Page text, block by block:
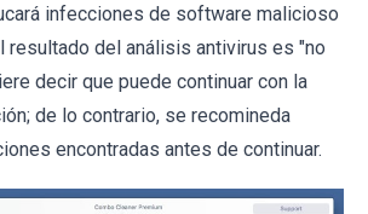
infecciones de software malicioso
resultado del análisis antivirus es "no
decir que puede continuar con la
de lo contrario, se recomineda
encontradas antes de continuar.